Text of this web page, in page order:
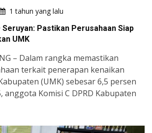
1 tahun yang lalu
Seruyan: Pastikan Perusahaan Siap
UMK
– Dalam rangka memastikan
terkait penerapan kenaikan
(UMK) sebesar 6,5 persen
anggota Komisi C DPRD Kabupaten